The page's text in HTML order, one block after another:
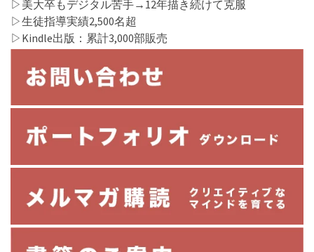
▷美大卒もデジタル苦手→12年描き続けて克服
▷生徒指導実績2,500名超
▷Kindle出版：累計3,000部販売